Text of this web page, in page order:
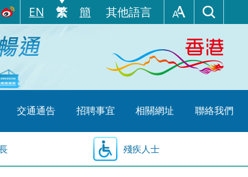
EN 繁 簡 其他語言
交通通告 招聘事宜 相關網址 聯絡我們
殘疾人士